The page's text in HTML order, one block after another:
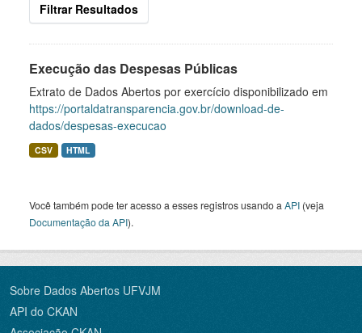
Filtrar Resultados
Execução das Despesas Públicas
Extrato de Dados Abertos por exercício disponibilizado em
https://portaldatransparencia.gov.br/download-de-
dados/despesas-execucao
CSV HTML
Você também pode ter acesso a esses registros usando a API (veja
Documentação da API).
Sobre Dados Abertos UFVJM
API do CKAN